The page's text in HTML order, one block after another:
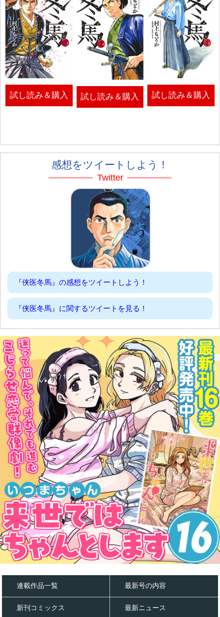
試し読み＆購入 試し読み＆購入 試し読み＆購入
感想をツイートしよう！
Twitter
『侠医冬馬』の感想をツイートしよう！
『侠医冬馬』に関するツイートを見る！
連載作品一覧 最新号の内容
新刊コミックス 最新ニュース